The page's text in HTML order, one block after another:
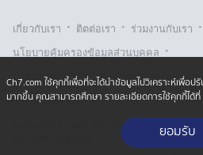
2569 เวลา 09.00 น.
จึงขอประกาศให้ทราบโดยทั่วกัน
สำนักพระราชวัง 22 เมษายน พุท
เกี่ยวกับเรา · ติตต่อเรา · ร่วมงานกับเรา ·
นโยบายคุ้มครองข้อมูลส่วนบุคคล ·
นโยบายคุ้มครองข้อมูลส่วนบุคคล (ออนไลน์)
รับเรื่องร้องเรียน
Copyright © 2026 Bangkok Broadcasting &
Ch7.com ใช้คุกกี้เพื่อที่จะได้นำข้อมูลไปวิเคราะห์เพื่อป
มากขึ้น คุณสามารถศึกษา รายละเอียดการใช้คุกกี้ได้ที่
ยอมรับ